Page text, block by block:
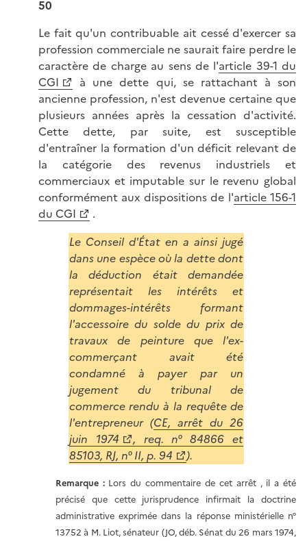
50
Le fait qu'un contribuable ait cessé d'exercer sa
profession commerciale ne saurait faire perdre le
caractère de charge au sens de l'article 39-1 du
CGI
à une dette qui, se rattachant à son
ancienne profession, n'est devenue certaine que
plusieurs années après la cessation d'activité.
Cette dette, par suite, est susceptible
d'entraîner la formation d'un déficit relevant de
la catégorie des revenus industriels et
commerciaux et imputable sur le revenu global
conformément aux dispositions de l'article 156-1
du CGI
.
Le Conseil d'État en a ainsi jugé
dans une espèce où la dette dont
la déduction était demandée
représentait les intérêts et
dommages-intérêts formant
l'accessoire du solde du prix de
travaux de peinture que l'ex-
commerçant avait été
condamné à payer par un
jugement du tribunal de
commerce rendu à la requête de
l'entrepreneur (CE, arrêt du 26
juin 1974
, req. n° 84866 et
85103, RJ, n° II, p. 94
).
Remarque : Lors du commentaire de cet arrêt , il a été
précisé que cette jurisprudence infirmait la doctrine
administrative exprimée dans la réponse ministérielle n°
13752 à M. Liot, sénateur (JO, déb. Sénat du 26 mars 1974,